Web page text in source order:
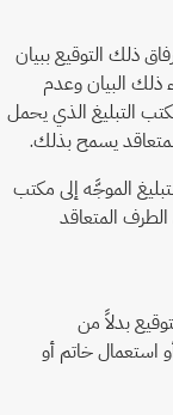
ذلك التوقيع ببيان
ذلك البيان وعدم
التبليغ الذي يحمل
المتعاقد يسمح بذلك.
الموجَّه إلى مكتب
المتعاقد
بدلاً من
استعمال خاتم أو